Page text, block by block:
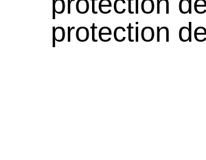
protection